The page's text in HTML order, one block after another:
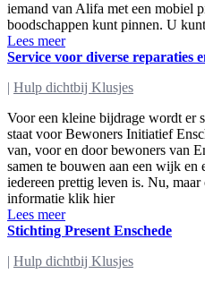
iemand van Alifa met een mobiel
boodschappen kunt pinnen. U
Lees meer
Service voor diverse reparaties
| Hulp dichtbij Klusjes
Voor een kleine bijdrage wordt er
staat voor Bewoners Initiatief
van, voor en door bewoners van
samen te bouwen aan een wijk
iedereen prettig leven is. Nu,
informatie klik hier
Lees meer
Stichting Present Enschede
| Hulp dichtbij Klusjes